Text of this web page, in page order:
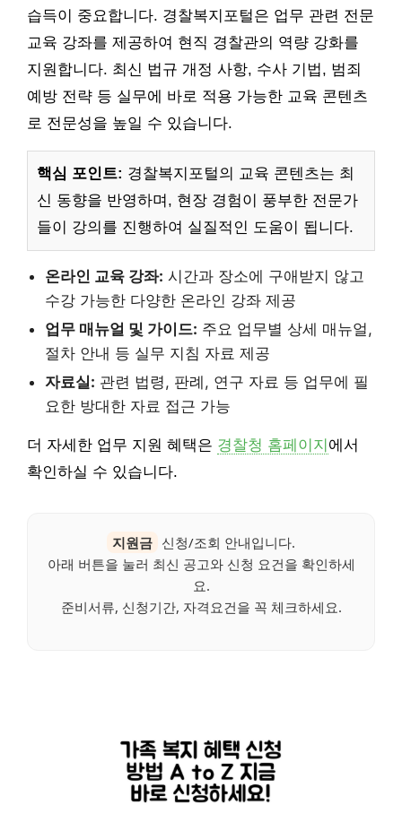
습득이 중요합니다. 경찰복지포털은 업무 관련 전문
교육 강좌를 제공하여 현직 경찰관의 역량 강화를
지원합니다. 최신 법규 개정 사항, 수사 기법, 범죄
예방 전략 등 실무에 바로 적용 가능한 교육 콘텐츠
로 전문성을 높일 수 있습니다.
핵심 포인트: 경찰복지포털의 교육 콘텐츠는 최
신 동향을 반영하며, 현장 경험이 풍부한 전문가
들이 강의를 진행하여 실질적인 도움이 됩니다.
온라인 교육 강좌: 시간과 장소에 구애받지 않고
수강 가능한 다양한 온라인 강좌 제공
업무 매뉴얼 및 가이드: 주요 업무별 상세 매뉴얼,
절차 안내 등 실무 지침 자료 제공
자료실: 관련 법령, 판례, 연구 자료 등 업무에 필
요한 방대한 자료 접근 가능
더 자세한 업무 지원 혜택은 경찰청 홈페이지 에서
확인하실 수 있습니다.
지원금 신청/조회 안내입니다.
아래 버튼을 눌러 최신 공고와 신청 요건을 확인하세
요.
준비서류, 신청기간, 자격요건을 꼭 체크하세요.